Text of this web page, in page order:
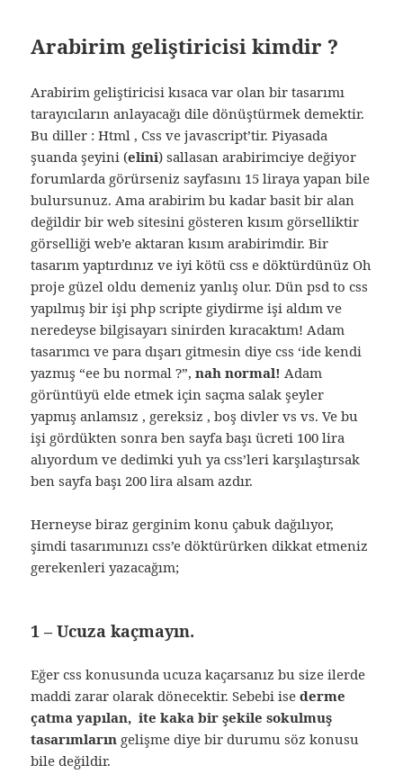
Arabirim geliştiricisi kimdir ?
Arabirim geliştiricisi kısaca var olan bir tasarımı
tarayıcıların anlayacağı dile dönüştürmek demektir.
Bu diller : Html , Css ve javascript’tir. Piyasada
şuanda şeyini (elini) sallasan arabirimciye değiyor
forumlarda görürseniz sayfasını 15 liraya yapan bile
bulursunuz. Ama arabirim bu kadar basit bir alan
değildir bir web sitesini gösteren kısım görselliktir
görselliği web’e aktaran kısım arabirimdir. Bir
tasarım yaptırdınız ve iyi kötü css e döktürdünüz Oh
proje güzel oldu demeniz yanlış olur. Dün psd to css
yapılmış bir işi php scripte giydirme işi aldım ve
neredeyse bilgisayarı sinirden kıracaktım! Adam
tasarımcı ve para dışarı gitmesin diye css ‘ide kendi
yazmış “ee bu normal ?”, nah normal! Adam
görüntüyü elde etmek için saçma salak şeyler
yapmış anlamsız , gereksiz , boş divler vs vs. Ve bu
işi gördükten sonra ben sayfa başı ücreti 100 lira
alıyordum ve dedimki yuh ya css’leri karşılaştırsak
ben sayfa başı 200 lira alsam azdır.
Herneyse biraz gerginim konu çabuk dağılıyor,
şimdi tasarımınızı css’e döktürürken dikkat etmeniz
gerekenleri yazacağım;
1 – Ucuza kaçmayın.
Eğer css konusunda ucuza kaçarsanız bu size ilerde
maddi zarar olarak dönecektir. Sebebi isederme
çatma yapılan, ite kaka bir şekile sokulmuş
tasarımların gelişme diye bir durumu söz konusu
bile değildir.